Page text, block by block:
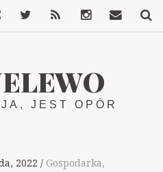
JEST OPÓR
2022 Gospodarka,
MastodonTwitter InstagramKontakt